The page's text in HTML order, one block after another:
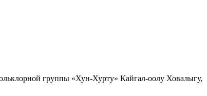
группы «Хун-Хурту» Кайгал-оолу Ховалыгу,